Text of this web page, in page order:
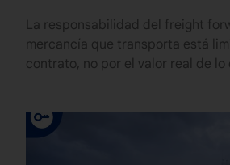
La responsabilidad del freight
mercancía que transporta está
contrato, no por el valor real de lo